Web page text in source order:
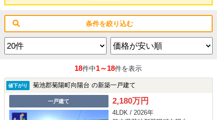
条件を絞り込む
18件中1～18件を表示
値下がり 菊池郡菊陽町向陽台 の新築一戸建て
一戸建て 2,180万円
4LDK / 2026年